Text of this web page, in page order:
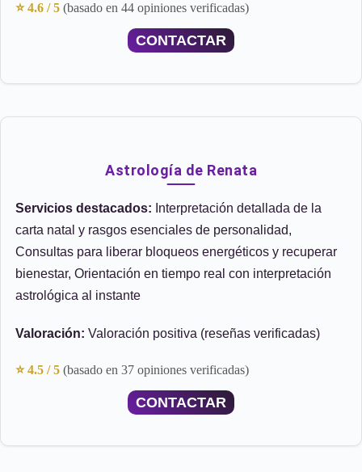
⭐ 4.6 / 5 (basado en 44 opiniones verificadas)
CONTACTAR
Astrología de Renata
Servicios destacados: Interpretación detallada de la
carta natal y rasgos esenciales de personalidad,
Consultas para liberar bloqueos energéticos y recuperar
bienestar, Orientación en tiempo real con interpretación
astrológica al instante
Valoración: Valoración positiva (reseñas verificadas)
⭐ 4.5 / 5 (basado en 37 opiniones verificadas)
CONTACTAR